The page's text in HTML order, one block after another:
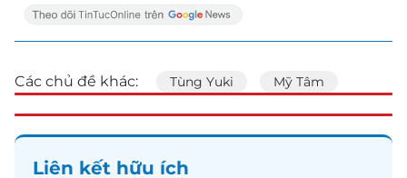
Các chủ đề khác: Tùng Yuki Mỹ Tâm
Liên kết hữu ích